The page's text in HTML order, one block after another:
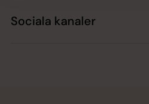
Sociala kanaler